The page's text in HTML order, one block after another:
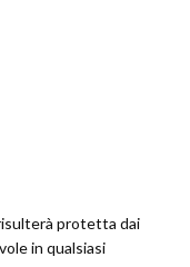
protetta dai
in qualsiasi